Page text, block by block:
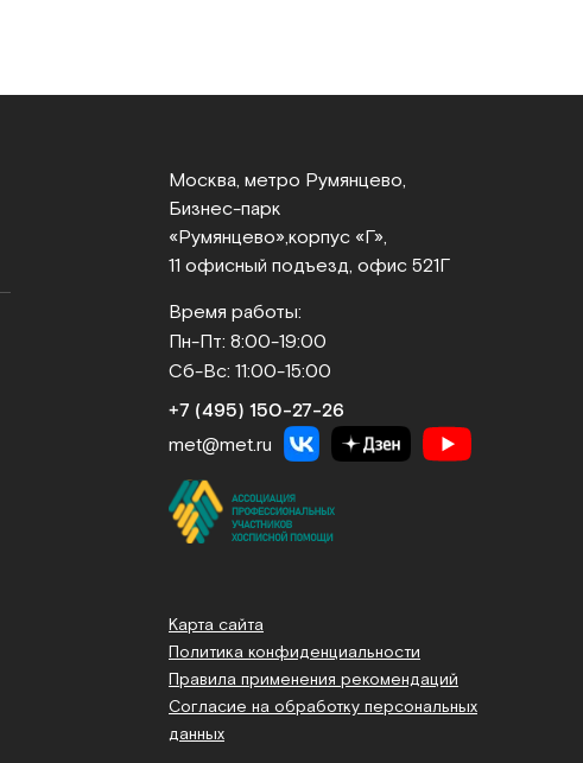
Москва, метро Румянцево,
Бизнес‑парк
«Румянцево», корпус «Г»,
11 офисный подъезд, офис 521Г
Время работы:
Пн-Пт: 8:00-19:00
Сб-Вс: 11:00-15:00
+7 (495) 150‑27‑26
met@met.ru
Карта сайта
Политика конфиденциальности
Правила применения рекомендаций
Согласие на обработку персональных
данных